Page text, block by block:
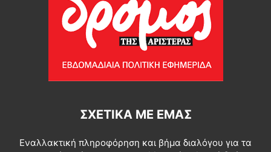
ΣΧΕΤΙΚΆ ΜΕ ΕΜΆΣ
Εναλλακτική πληροφόρηση και βήμα διαλόγου για τα